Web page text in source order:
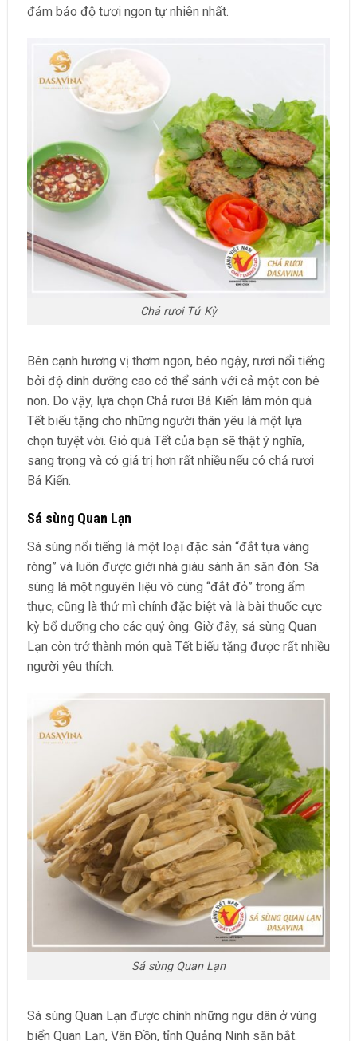
đảm bảo độ tươi ngon tự nhiên nhất.
Chả rươi Tứ Kỳ
Bên cạnh hương vị thơm ngon, béo ngậy, rươi nổi tiếng
bởi độ dinh dưỡng cao có thể sánh với cả một con bê
non. Do vậy, lựa chọn Chả rươi Bá Kiến làm món quà
Tết biếu tặng cho những người thân yêu là một lựa
chọn tuyệt vời. Giỏ quà Tết của bạn sẽ thật ý nghĩa,
sang trọng và có giá trị hơn rất nhiều nếu có chả rươi
Bá Kiến.
Sá sùng Quan Lạn
Sá sùng nổi tiếng là một loại đặc sản “đắt tựa vàng
ròng” và luôn được giới nhà giàu sành ăn săn đón. Sá
sùng là một nguyên liệu vô cùng “đắt đỏ” trong ẩm
thực, cũng là thứ mì chính đặc biệt và là bài thuốc cực
kỳ bổ dưỡng cho các quý ông. Giờ đây, sá sùng Quan
Lạn còn trở thành món quà Tết biếu tặng được rất nhiều
người yêu thích.
Sá sùng Quan Lạn
Sá sùng Quan Lạn được chính những ngư dân ở vùng
biển Quan Lạn, Vân Đồn, tỉnh Quảng Ninh săn bắt.